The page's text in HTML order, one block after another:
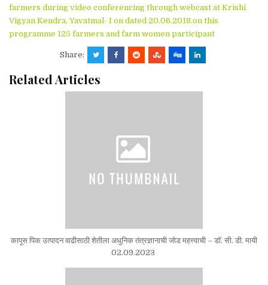
farmers during video conferencing through webcast at Krishi
Vigyan Kendra, Yavatmal- I on dated 20.06.2018.on this
programme 125 farmers and farm women participant
Share:
Related Articles
कापूस पिक उत्पादन वाढीसाठी शेतीला अधुनिक तंत्रज्ञानाची जोड महत्त्वाची – डॉ. सी. डी. मायी
02.09.2023